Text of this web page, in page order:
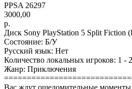
PPSA 26297
3000,00
р.
Диск Sony PlayStation 5 Split Fiction
Состояние: Б/У
Русский язык: Нет
Количество локальных игроков: 1 - 2
Жанр: Приключения
Вас ждут ошеломительные